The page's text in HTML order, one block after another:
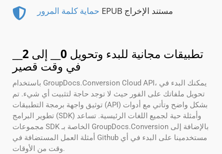
حماية كلمة المرور EPUB مستند الإخراج
تطبيقات مجانية للبدء وتحويل 0 __ إلى 2
في وقت قصير
باستخدام GroupDocs.Conversion Cloud API، يمكنك البدء في
تحويل ملفاتك على الفور حيث لا توجد حاجة لتثبيت أي شيء. تم
توثيق واجهة برمجة التطبيقات (API) بشكل واضح وتأتي مع أدوات
تطوير البرامج (SDK) وأمثلة حية لجميع اللغات الرئيسية. تساعد
مجموعات SDK الخاصة بـ GroupDocs.Conversion بالإضافة إلى
أمثلة العمل المستضافة في Github مستخدمينا على البدء في أي
وقت من الأوقات.